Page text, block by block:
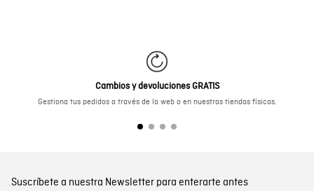
Cambios y devoluciones GRATIS
Gestiona tus pedidos a través de la web o en nuestras tiendas físicas.
Suscríbete a nuestra Newsletter para enterarte antes